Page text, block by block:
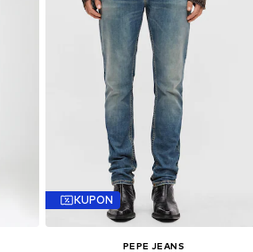
KUPON
PEPE JEANS